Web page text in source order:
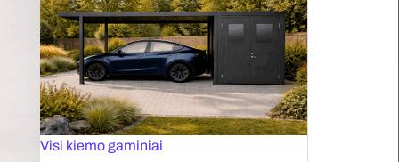
Tinkleliai durims
Panoraminiai vartai
Visi kiemo gaminiai